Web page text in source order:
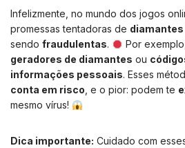
Infelizmente, no mundo dos jogos
promessas tentadoras de
sendo fraudulentas.
Por
geradores de diamantes ou
informações pessoais. Esses
conta em risco , e o pior: podem te
mesmo vírus!
Dica importante: Cuidado com